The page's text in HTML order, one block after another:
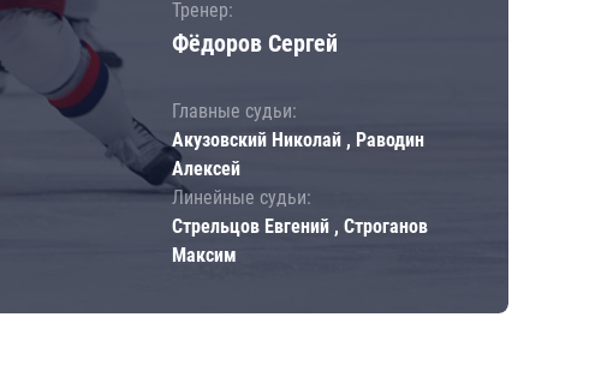
Тренер:
Фёдоров Сергей
Главные судьи:
Акузовский Николай , Раводин
Алексей
Линейные судьи:
Стрельцов Евгений , Строганов
Максим